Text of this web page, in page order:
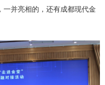
一并亮相的，还有成都现代金